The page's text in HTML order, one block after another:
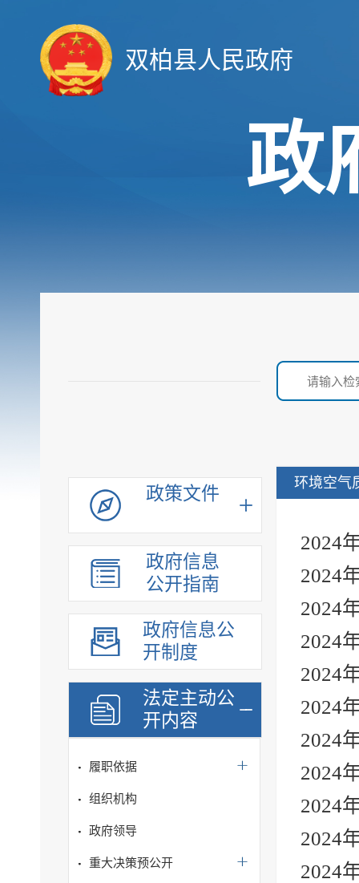
双柏县人民政府
政
政策文件
政府信息
公开指南
政府信息公
开制度
法定主动公
开内容
履职依据
组织机构
政府领导
重大决策预公开
环境空气
2024
2024
2024
2024
2024
2024
2024
2024
2024
2024
2024